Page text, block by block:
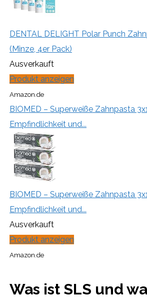
DENTAL DELIGHT Polar Punch
(Minze, 4er Pack)
Ausverkauft
Produkt anzeigen
Amazon.de
BIOMED – Superweiße Zahnpasta
Empfindlichkeit und...
BIOMED – Superweiße Zahnpasta
Empfindlichkeit und...
Ausverkauft
Produkt anzeigen
Amazon.de
Was ist SLS und